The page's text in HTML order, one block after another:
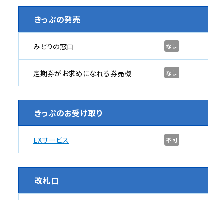
きっぷの発売
みどりの窓口 なし
定期券がお求めになれる券売機 なし
きっぷのお受け取り
EXサービス 不可
改札口